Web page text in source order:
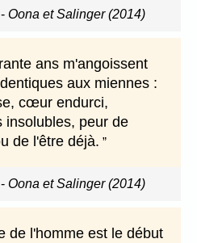
- Oona et Salinger (2014)
ans m'angoissent
aux miennes :
cœur endurci,
insolubles, peur de
de l'être déjà.
- Oona et Salinger (2014)
de l'homme est le début